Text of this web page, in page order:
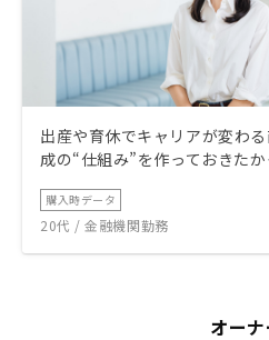
出産や育休でキャリアが変わ
成の“仕組み”を作っておきたか
購入時データ
20代 / 金融機関勤務
オー